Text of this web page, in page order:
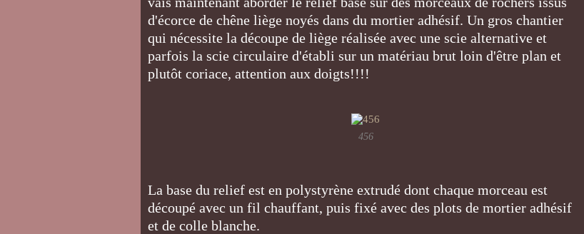
d'écorce de chêne liège noyés dans du mortier adhésif. Un gros chantier
qui nécessite la découpe de liège réalisée avec une scie alternative et
parfois la scie circulaire d'établi sur un matériau brut loin d'être plan et
plutôt coriace, attention aux doigts!!!!
456
La base du relief est en polystyrène extrudé dont chaque morceau est
découpé avec un fil chauffant, puis fixé avec des plots de mortier adhésif
et de colle blanche.